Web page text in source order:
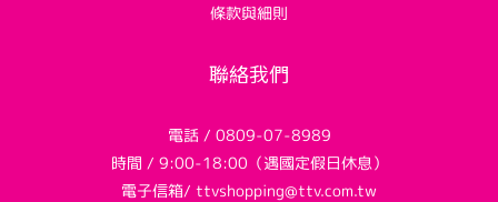
條款與細則
聯絡我們
電話 / 0809-07-8989
時間 / 9:00-18:00（遇國定假日休息）
電子信箱/ ttvshopping@ttv.com.tw